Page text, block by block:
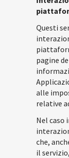
Questi
pagine
alle
relative
Nel caso
che,
il